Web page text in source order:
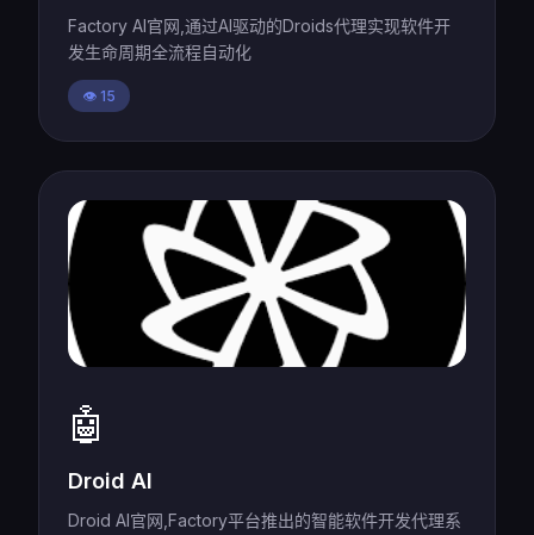
Factory AI官网,通过AI驱动的Droids代理实现软件开
发生命周期全流程自动化
👁️ 15
🤖
Droid AI
Droid AI官网,Factory平台推出的智能软件开发代理系